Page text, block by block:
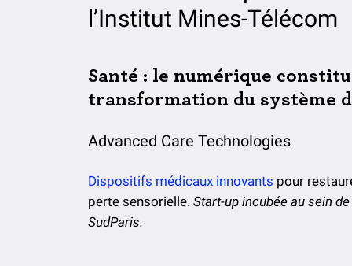
l’Institut Mines-Télécom
Santé : le numérique
transformation du système
Advanced Care Technologies
Dispositifs médicaux innovants pour
perte sensorielle. Start-up incubée au sein
SudParis.